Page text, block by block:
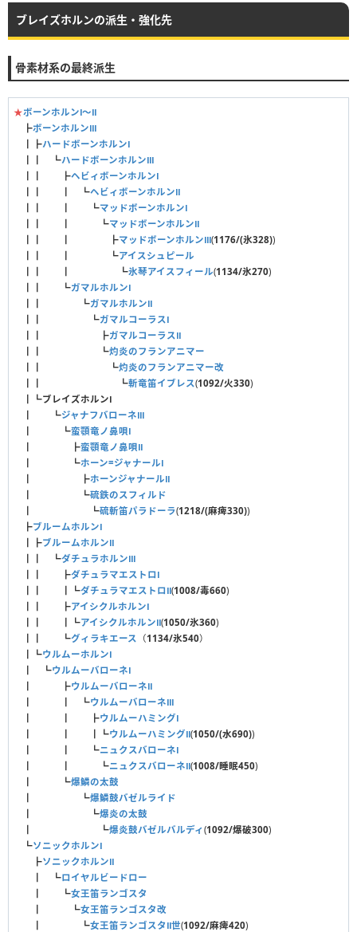
ブレイズホルンの派生・強化先
骨素材系の最終派生
★ボーンホルンⅠ〜Ⅱ
┣ボーンホルンⅢ
┃┣ハードボーンホルンⅠ
┃┃ ┗ハードボーンホルンⅢ
┃┃ ┣ヘビィボーンホルンⅠ
┃┃ ┃ ┗ヘビィボーンホルンⅡ
┃┃ ┃ ┗マッドボーンホルンⅠ
┃┃ ┃ ┗マッドボーンホルンⅡ
┃┃ ┃ ┣マッドボーンホルンⅢ(1176/(氷328))
┃┃ ┃ ┗アイスシュピール
┃┃ ┃ ┗氷琴アイスフィール(1134/氷270)
┃┃ ┗ガマルホルンⅠ
┃┃ ┗ガマルホルンⅡ
┃┃ ┗ガマルコーラスⅠ
┃┃ ┣ガマルコーラスⅡ
┃┃ ┗灼炎のフランアニマー
┃┃ ┗灼炎のフランアニマー改
┃┃ ┗斬竜笛イブレス(1092/火330)
┃┗ブレイズホルンⅠ
┃ ┗ジャナフバローネⅢ
┃ ┗蛮顎竜ノ鼻唄Ⅰ
┃ ┣蛮顎竜ノ鼻唄Ⅱ
┃ ┗ホーン=ジャナールⅠ
┃ ┣ホーンジャナールⅡ
┃ ┗硫鉄のスフィルド
┃ ┗硫斬笛パラドーラ(1218/(麻痺330))
┣ブルームホルンⅠ
┃┣ブルームホルンⅡ
┃┃ ┗ダチュラホルンⅢ
┃┃ ┣ダチュラマエストロⅠ
┃┃ ┃┗ダチュラマエストロⅡ(1008/毒660)
┃┃ ┣アイシクルホルンⅠ
┃┃ ┃┗アイシクルホルンⅡ(1050/氷360)
┃┃ ┗グィラキエース （1134/氷540）
┃┗ウルムーホルンⅠ
┃ ┗ウルムーバローネⅠ
┃ ┣ウルムーバローネⅡ
┃ ┃ ┗ウルムーバローネⅢ
┃ ┃ ┣ウルムーハミングⅠ
┃ ┃ ┃┗ウルムーハミングⅡ(1050/(水690))
┃ ┃ ┗ニュクスバローネⅠ
┃ ┃ ┗ニュクスバローネⅡ(1008/睡眠450)
┃ ┗爆鱗の太鼓
┃ ┗爆鱗鼓バゼルライド
┃ ┗爆炎の太鼓
┃ ┗爆炎鼓バゼルバルディ (1092/爆破300)
┗ソニックホルンⅠ
┣ソニックホルンⅡ
┃ ┗ロイヤルビードロー
┃ ┗女王笛ランゴスタ
┃ ┗女王笛ランゴスタ改
┃ ┗女王笛ランゴスタⅡ世(1092/麻痺420)